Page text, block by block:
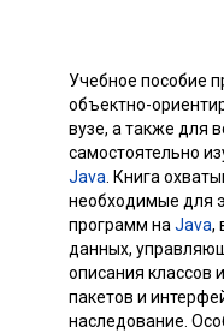
Учебное пособие
объектно-
вузе, а также для
самостоятельно
Java. Книга
необходимые для
программ наJava,
данных,
описания классов
пакетов и
наследование.